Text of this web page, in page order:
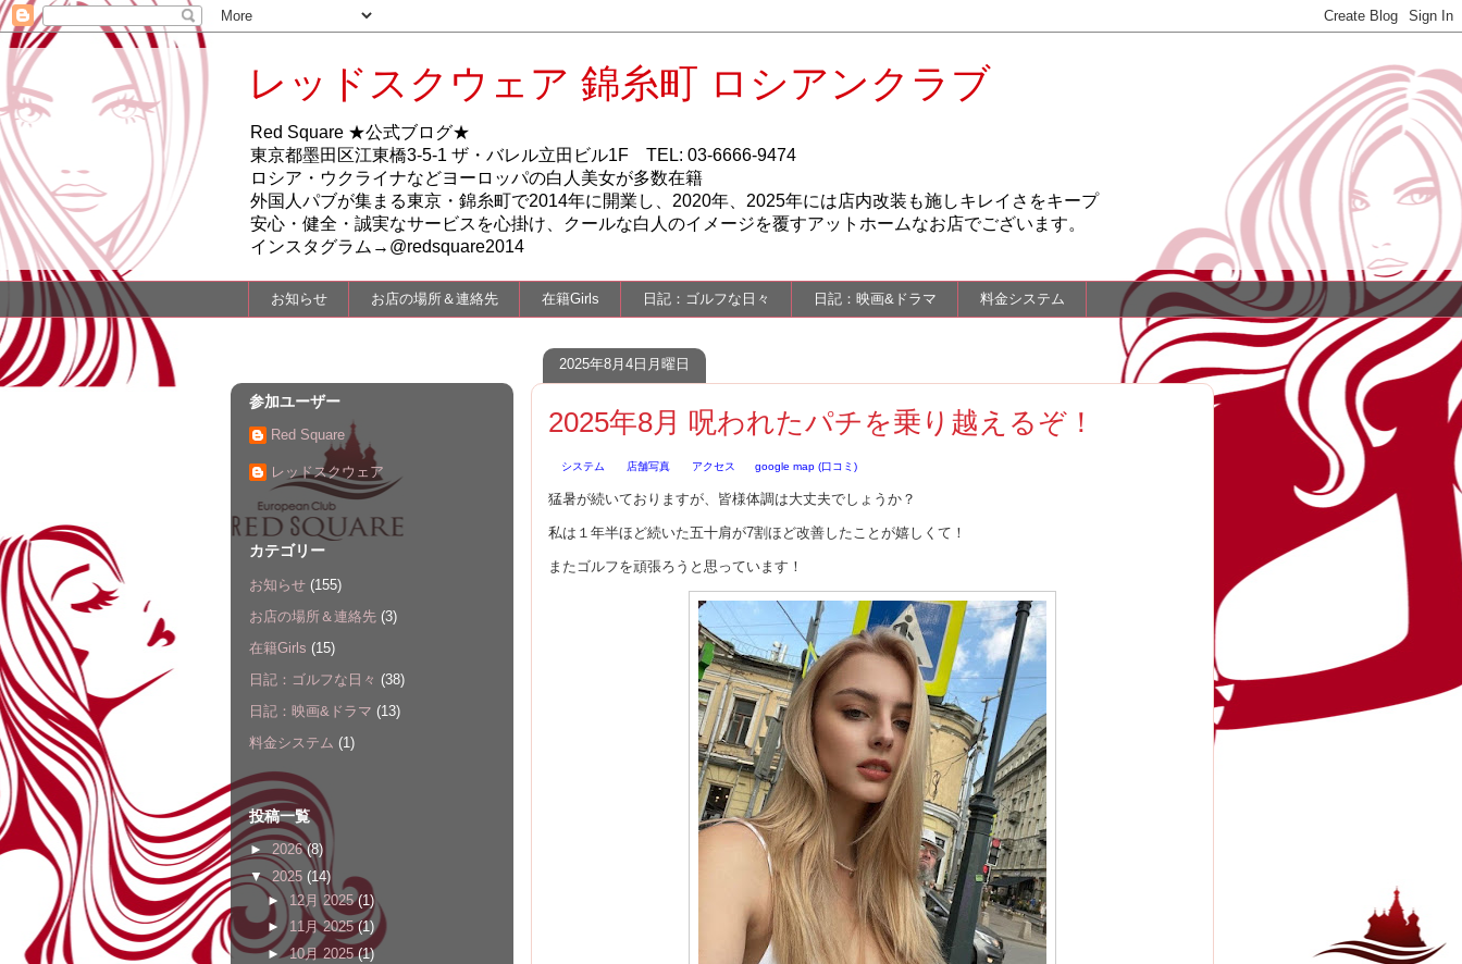
レッドスクウェア 錦糸町 ロシアンクラブ
Red Square ★公式ブログ★
東京都墨田区江東橋3-5-1 ザ・バレル立田ビル1F TEL: 03-6666-9474
ロシア・ウクライナなどヨーロッパの白人美女が多数在籍
外国人パブが集まる東京・錦糸町で2014年に開業し、2020年、2025年には店内改装も施しキレイさをキープ
安心・健全・誠実なサービスを心掛け、クールな白人のイメージを覆すアットホームなお店でございます。
インスタグラム→@redsquare2014
お知らせ お店の場所＆連絡先 在籍Girls 日記：ゴルフな日々 日記：映画&ドラマ 料金システム
2025年8月4日月曜日
2025年8月 呪われたパチを乗り越えるぞ！
システム 店舗写真 アクセス google map (口コミ)
猛暑が続いておりますが、皆様体調は大丈夫でしょうか？
私は１年半ほど続いた五十肩が7割ほど改善したことが嬉しくて！
またゴルフを頑張ろうと思っています！
参加ユーザー
Red Square
レッドスクウェア
カテゴリー
お知らせ (155)
お店の場所＆連絡先 (3)
在籍Girls (15)
日記：ゴルフな日々 (38)
日記：映画&ドラマ (13)
料金システム (1)
投稿一覧
►2026(8)
▼2025 (14)
► 12月 2025(1)
►11月 2025(1)
►10月 2025(1)